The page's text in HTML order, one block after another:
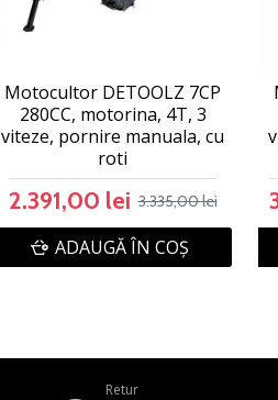
Motocultor DETOOLZ 7CP
280CC, motorina, 4T, 3
viteze, pornire manuala, cu
roti
2.391,00 lei 3.335,00 lei
ADAUGĂ ÎN COŞ
Retur